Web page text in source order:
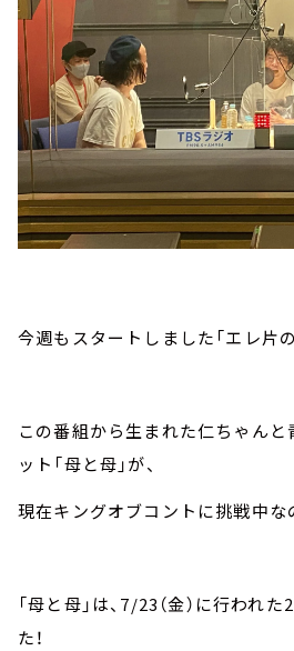
今週もスタートしました「エレ片の
この番組から生まれた仁ちゃん
ット「母と母」が、
現在キングオブコントに挑戦中な
「母と母」は、7/23（金）に行われ
た！